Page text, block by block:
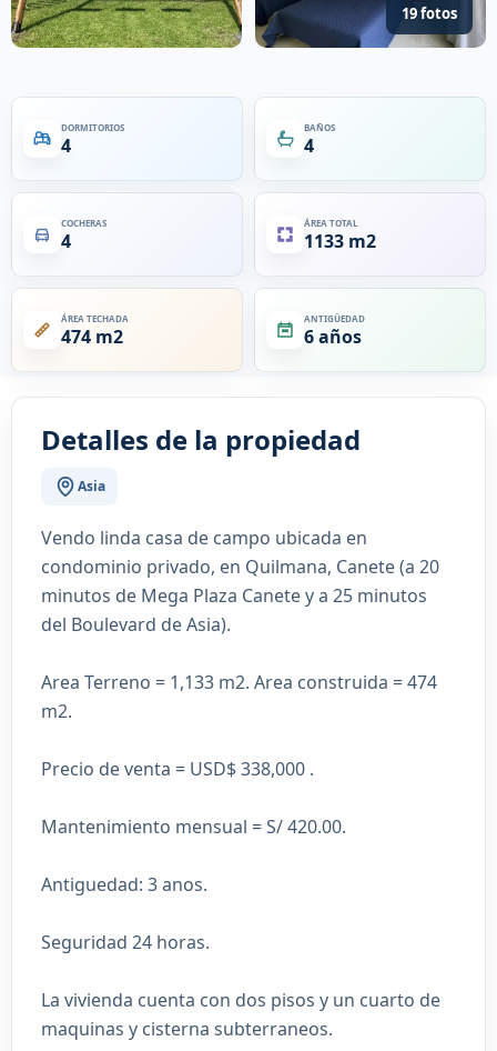
19 fotos
DORMITORIOS
4
BAÑOS
4
COCHERAS
4
ÁREA TOTAL
1133 m2
ÁREA TECHADA
474 m2
ANTIGÜEDAD
6 años
Detalles de la propiedad
Asia
Vendo linda casa de campo ubicada en
condominio privado, en Quilmana, Canete (a 20
minutos de Mega Plaza Canete y a 25 minutos
del Boulevard de Asia).
Area Terreno = 1,133 m2. Area construida = 474
m2.
Precio de venta = USD$ 338,000 .
Mantenimiento mensual = S/ 420.00.
Antiguedad: 3 anos.
Seguridad 24 horas.
La vivienda cuenta con dos pisos y un cuarto de
maquinas y cisterna subterraneos.